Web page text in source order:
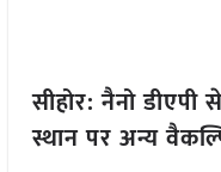
सीहोर: नैनो
स्थान पर अन्य